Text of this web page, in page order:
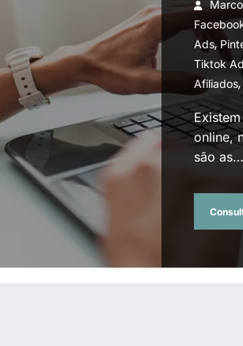
Ads,
Tiktok
Afiliados,
online,
são as…